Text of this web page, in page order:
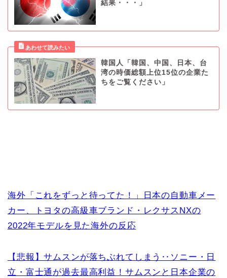
結果・・・」
韓国人「韓国、中国、日本、台
湾の時価総額上位15位の企業た
ちをご覧ください」
海外「これをずっと待ってた！」日本の自動車メー
カー、トヨタの高級車ブランド・レクサスNXの
2022年モデルを見た海外の反応
【悲報】サムスンが落ちぶれてしまう‥ソニー・日
立・富士通が過去最高利益！サムスンと日本企業の